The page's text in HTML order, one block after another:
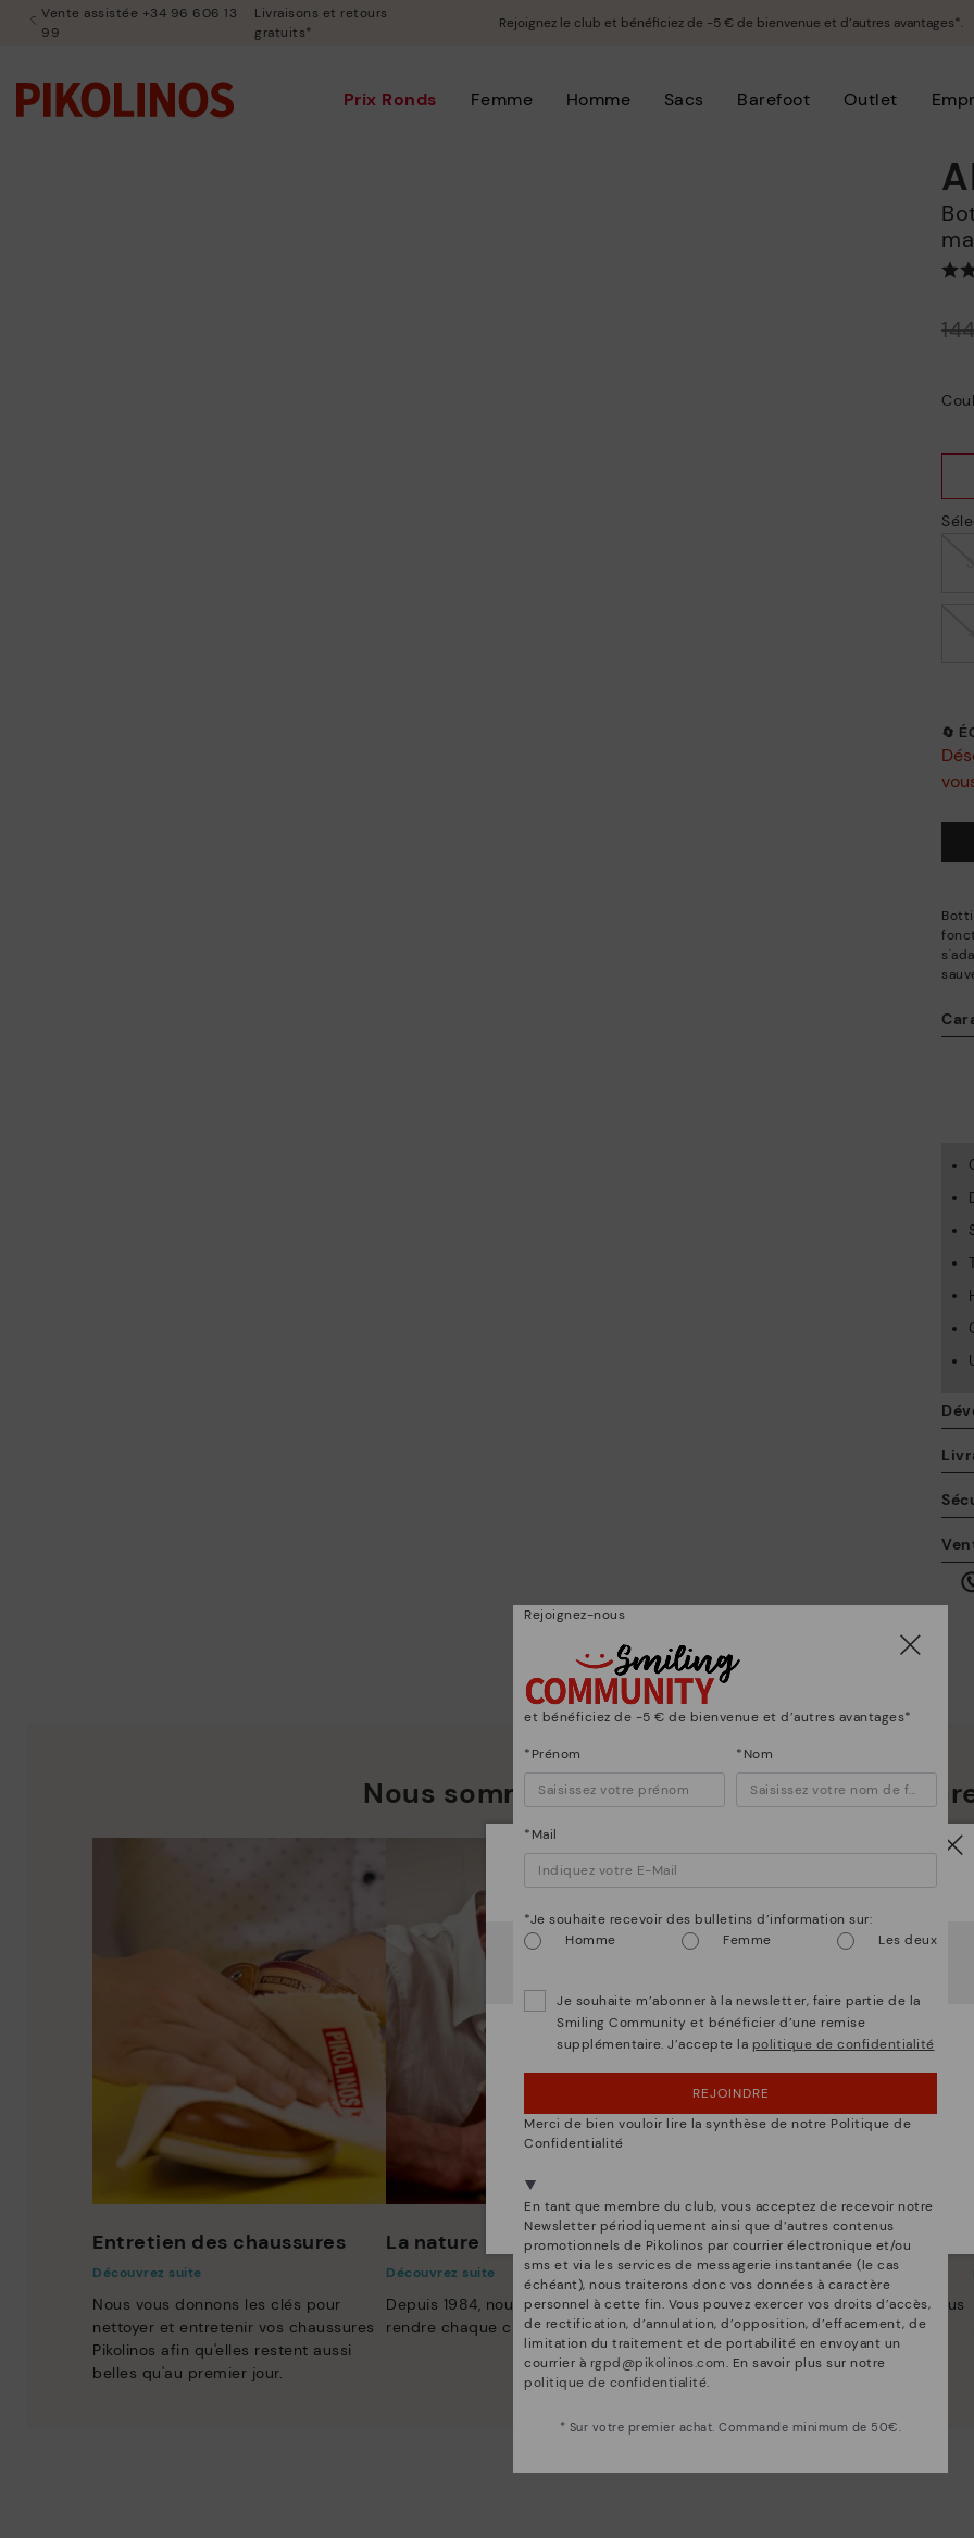
Vente assistée +34 96 606 13
99
Livraisons et retours
gratuits*
Rejoignez le club et bénéficiez de -5 € de bienvenue et d’autres avantages*.
Prix Ronds Femme Homme Sacs Barefoot Outlet
Bottines pour femmes à semelle de
🔄
Nous sommes bien plus que des
Entretien des chaussures
Découvrez suite
Nous vous donnons les clés pour
nettoyer et entretenir vos chaussures
Pikolinos afin qu'elles restent aussi
belles qu'au premier jour.
La nature de Pikolinos
Découvrez suite
Depuis 1984, nous nous efforçons de
rendre chaque chaussure unique.
Innovation
Découvrez suite
Le cuir est ce qui nous définit et nous
représente le mieux.
Attention !
Il semble que vous êtes en États-Unis
et vous allez
OUPS... JE ME SUIS TROMPÉ, JE VEUX RESTER
NON, JE VEUX ALLER SUR LE SITE WEB DU
BELGIQUE
Sélectionnez la vôtreici.
Rejoignez-nous
et bénéficiez de -5 € de bienvenue et d’autres avantages*
*Prénom *Nom
*Mail
*Je souhaite recevoir des bulletins d’information sur:
Homme
Femme Les deux
Je souhaite m’abonner à la newsletter, faire partie de la
Smiling Community et bénéficier d’une remise
supplémentaire. J’accepte la politique de confidentialité
REJOINDRE
Merci de bien vouloir lire la synthèse de notre Politique de
Confidentialité
En tant que membre du club, vous acceptez de recevoir notre
Newsletter périodiquement ainsi que d’autres contenus
promotionnels de Pikolinos par courrier électronique et/ou
sms et via les services de messagerie instantanée (le cas
échéant), nous traiterons donc vos données à caractère
personnel à cette fin. Vous pouvez exercer vos droits d’accès,
de rectification, d’annulation, d’opposition, d’effacement, de
limitation du traitement et de portabilité en envoyant un
courrier à rgpd@pikolinos.com. En savoir plus sur notre
politique de confidentialité.
* Sur votre premier achat. Commande minimum de 50€.